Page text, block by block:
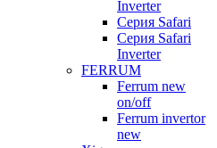
Inverter
Серия Safari
Серия Safari
Inverter
FERRUM
Ferrum new
on/off
Ferrum invertor
new